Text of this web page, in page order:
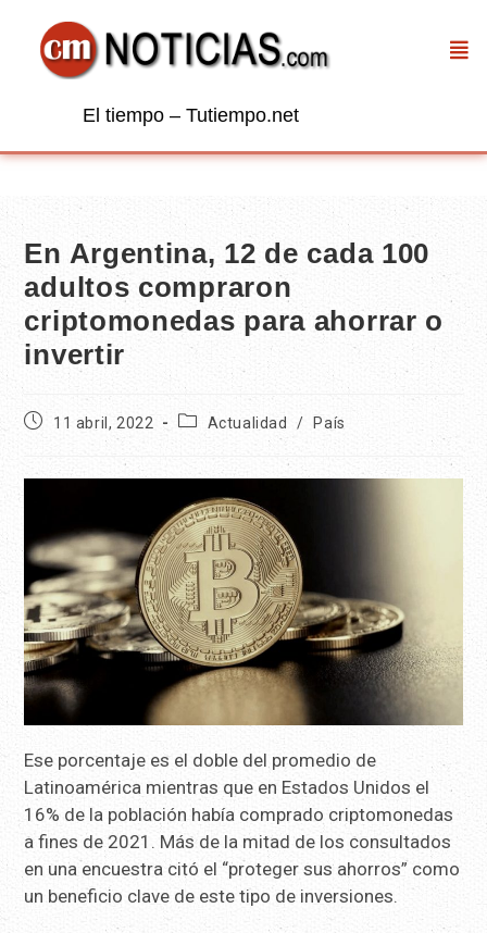
El tiempo – Tutiempo.net
En Argentina, 12 de cada 100
adultos compraron
criptomonedas para ahorrar o
invertir
11 abril, 2022 Actualidad / País
Ese porcentaje es el doble del promedio de
Latinoamérica mientras que en Estados Unidos el
16% de la población había comprado criptomonedas
a fines de 2021. Más de la mitad de los consultados
en una encuestra citó el “proteger sus ahorros” como
un beneficio clave de este tipo de inversiones.